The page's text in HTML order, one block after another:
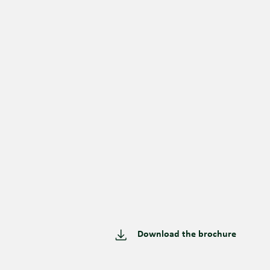
Download the brochure